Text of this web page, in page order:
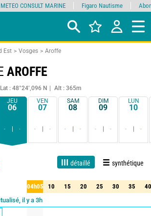
Est Vosges Aroffe
AROFFE
Lat : 48°24’,096 N Alt : 365m
JEU
06
- -
VEN
07
- -
SAM
08
- -
DIM
09
- -
LUN
10
- -
détaillé synthétique
15 jours Fiabilité 90%
il y a 3h
04h05 10 15 20 25 30 35 40
05 10 15 20 25 30 35 40
METEO CONSULT MARINE Figaro Nautisme